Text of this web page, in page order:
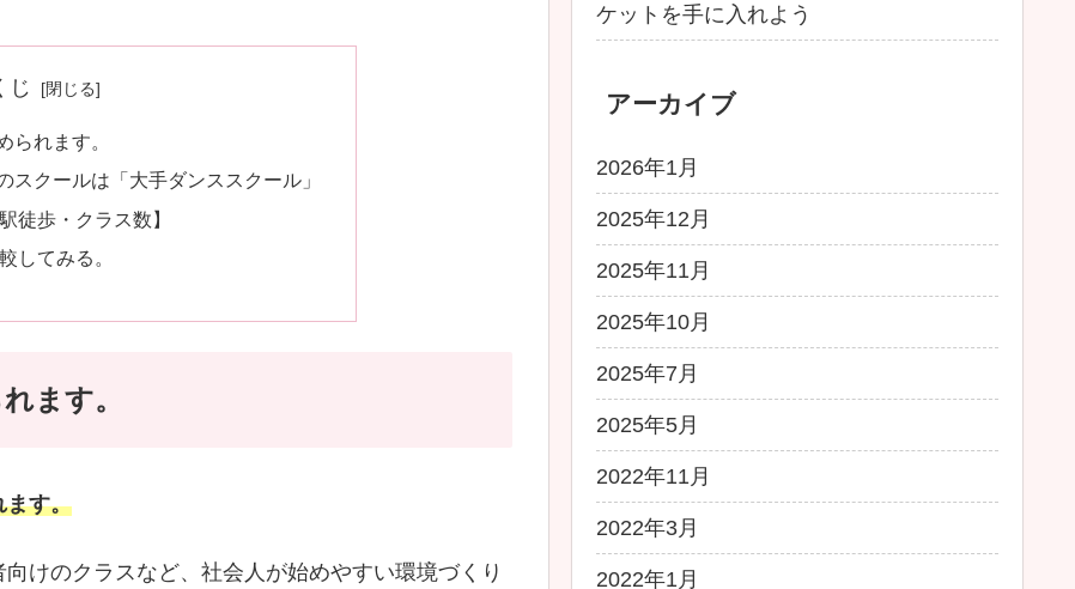
じ
られます。
スクールは「大手ダンススクール」
徒歩・クラス数】
してみる。
ます。
ます。
けのクラスなど、社会人が始めやすい環境づくり
ケットを手に入れよう
アーカイブ
2026年1月
2025年12月
2025年11月
2025年10月
2025年7月
2025年5月
2022年11月
2022年3月
2022年1月